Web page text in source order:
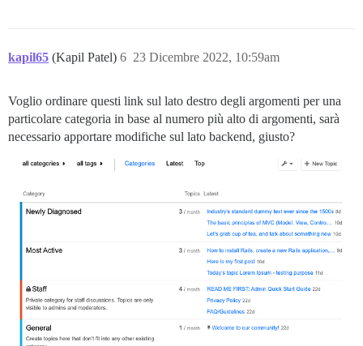
kapil65 (Kapil Patel) 23 Dicembre 2022, 10:59am
6
Voglio ordinare questi link sul lato destro degli argomenti per una
particolare categoria in base al numero più alto di argomenti, sarà
necessario apportare modifiche sul lato backend, giusto?